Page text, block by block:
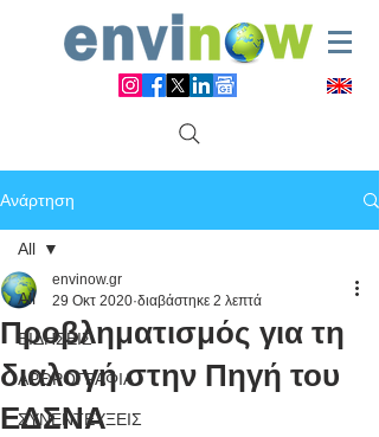
Ανάρτηση
All
ΕΙΔΗΣΕΙΣ
ΑΡΘΡΟΓΡΑΦΙΑ
ΣΥΝΕΝΤΕΥΞΕΙΣ
All
Προβληματισμός για τη
διαλογή στην Πηγή του
ΕΔΣΝΑ
envinow.gr
29 Οκτ 2020 διαβάστηκε 2 λεπτά